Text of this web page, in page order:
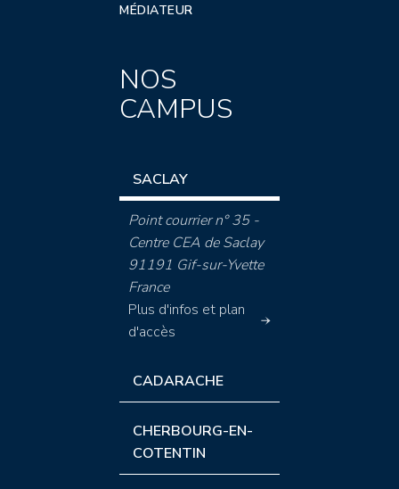
MÉDIATEUR
NOS
CAMPUS
SACLAY
Point courrier n° 35 -
Centre CEA de Saclay
91191 Gif-sur-Yvette
France
Plus d'infos et plan
d'accès
CADARACHE
CHERBOURG-EN-
COTENTIN